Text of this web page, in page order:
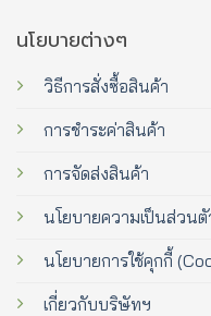
นโยบายต่างๆ
วิธีการสั่งซื้อสินค้า
การชำระค่าสินค้า
การจัดส่งสินค้า
นโยบายความเป็นส่วน
นโยบายการใช้คุกกี้
เกี่ยวกับบริษัทฯ